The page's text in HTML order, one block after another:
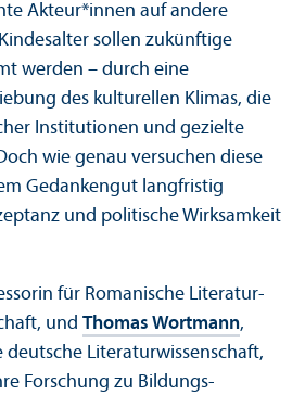
Akteur*innen auf andere
sollen zukünftige
werden – durch eine
des kulturellen Klimas, die
Institutionen und gezielte
wie genau versuchen diese
Gedankengut langfristig
und politische Wirksamkeit
für Romanische Literatur-
und Thomas Wortmann,
deutsche Literatur­wissenschaft,
Forschung zu Bildungs­